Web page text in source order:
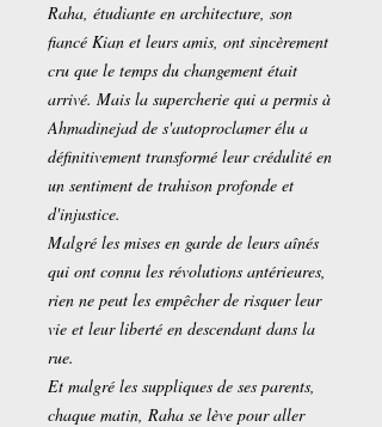
Raha, étudiante en architecture, son
fiancé Kian et leurs amis, ont sincèrement
cru que le temps du changement était
arrivé. Mais la supercherie qui a permis à
Ahmadinejad de s'autoproclamer élu a
définitivement transformé leur crédulité en
un sentiment de trahison profonde et
d'injustice.
Malgré les mises en garde de leurs aînés
qui ont connu les révolutions antérieures,
rien ne peut les empêcher de risquer leur
vie et leur liberté en descendant dans la
rue.
Et malgré les suppliques de ses parents,
chaque matin, Raha se lève pour aller